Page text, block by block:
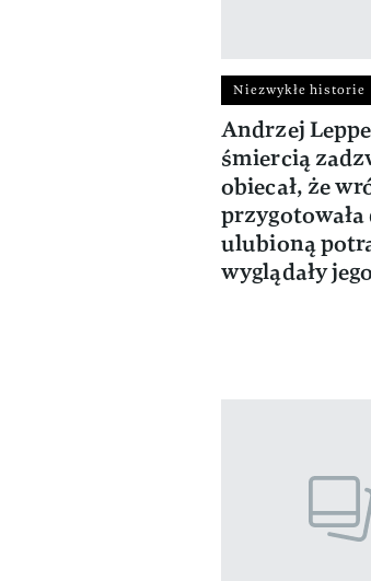
Niezwykłe historie
Andrzej
śmiercią
obiecał, że
przygotowała
ulubioną
wyglądały